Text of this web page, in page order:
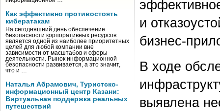
Как эффективно противостоять
кибератакам
На сегодняшний день обеспечение
безопасности корпоративных ресурсов
является одной из наиболее приоритетных
целей для любой компании вне
зависимости от масштабов и сферы
деятельности. Рынок информационной
безопасности развивается, а это значит,
что и …
Наталья Абрамович, Туристско-
информационный центр Казани:
Виртуальная поддержка реальных
путешествий
и
бизнес-
В ходе
выявлена